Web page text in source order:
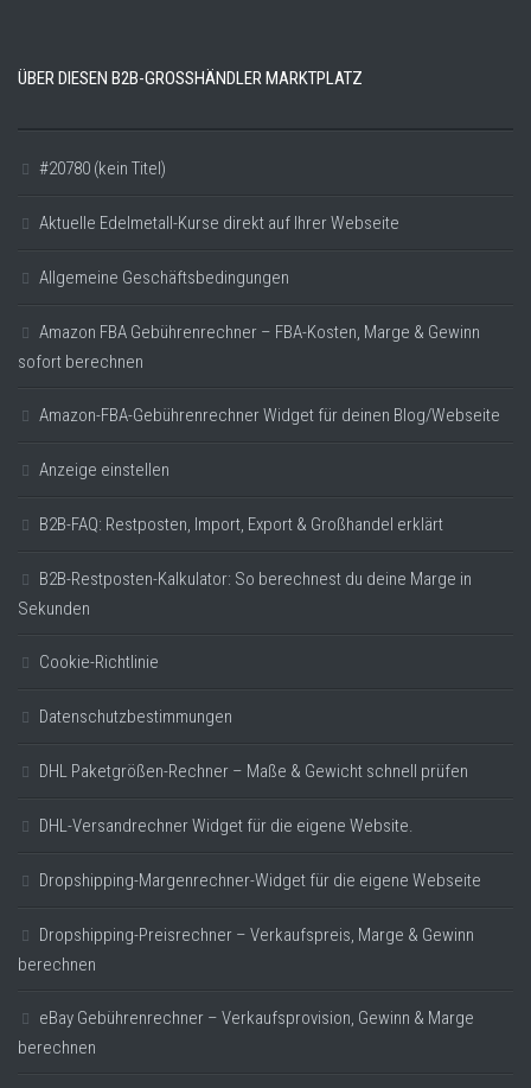
ÜBER DIESEN B2B-GROSSHÄNDLER MARKTPLATZ
#20780 (kein Titel)
Aktuelle Edelmetall-Kurse direkt auf Ihrer Webseite
Allgemeine Geschäftsbedingungen
Amazon FBA Gebührenrechner – FBA-Kosten, Marge & Gewinn
sofort berechnen
Amazon-FBA-Gebührenrechner Widget für deinen Blog/Webseite
Anzeige einstellen
B2B-FAQ: Restposten, Import, Export & Großhandel erklärt
B2B-Restposten-Kalkulator: So berechnest du deine Marge in
Sekunden
Cookie-Richtlinie
Datenschutzbestimmungen
DHL Paketgrößen-Rechner – Maße & Gewicht schnell prüfen
DHL-Versandrechner Widget für die eigene Website.
Dropshipping-Margenrechner-Widget für die eigene Webseite
Dropshipping-Preisrechner – Verkaufspreis, Marge & Gewinn
berechnen
eBay Gebührenrechner – Verkaufsprovision, Gewinn & Marge
berechnen